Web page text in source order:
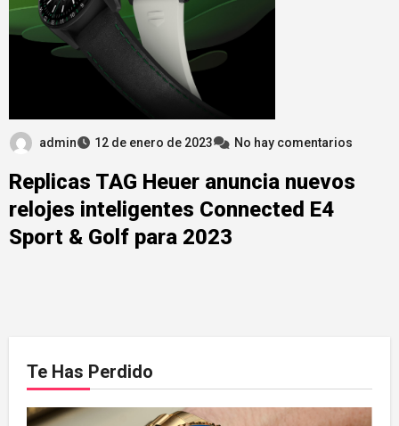
admin 12 de enero de 2023 No hay comentarios
Replicas TAG Heuer anuncia nuevos
relojes inteligentes Connected E4
Sport & Golf para 2023
Te Has Perdido